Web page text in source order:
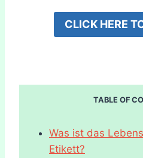
CLICK HERE
TABLE OF
Was ist das
Etikett?